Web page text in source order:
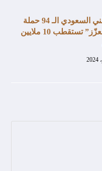
بعد إطلاقها بمناسبة اليوم الـوطني السعودي الـ 94 حملة
سناب شات “المملكة بالواقع المعزّز” تستقطب 10 ملايين